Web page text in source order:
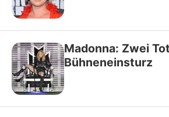
Madonna: Zwei
Bühneneinsturz